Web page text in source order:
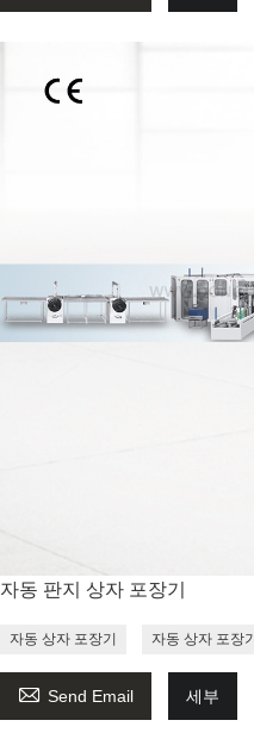
자동 판지 상자 포장기
자동 상자 포장기 자동 상자 포장기
 Send Email 세부